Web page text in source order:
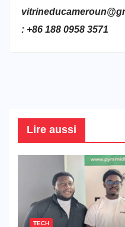
: +86 188 0958 3571
Lire aussi
TECH